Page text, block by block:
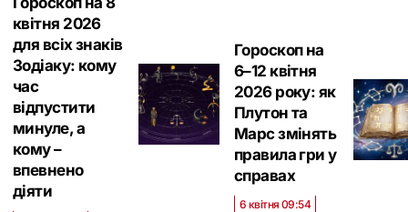
квітня 2026
для всіх знаків
Зодіаку: кому
час
відпустити
минуле, а
кому –
впевнено
діяти
Гороскоп на
6–12 квітня
2026 року: як
Плутон та
Марс змінять
правила гри у
справах
6 квітня 09:54